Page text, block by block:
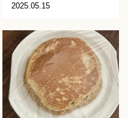
2025.05.15